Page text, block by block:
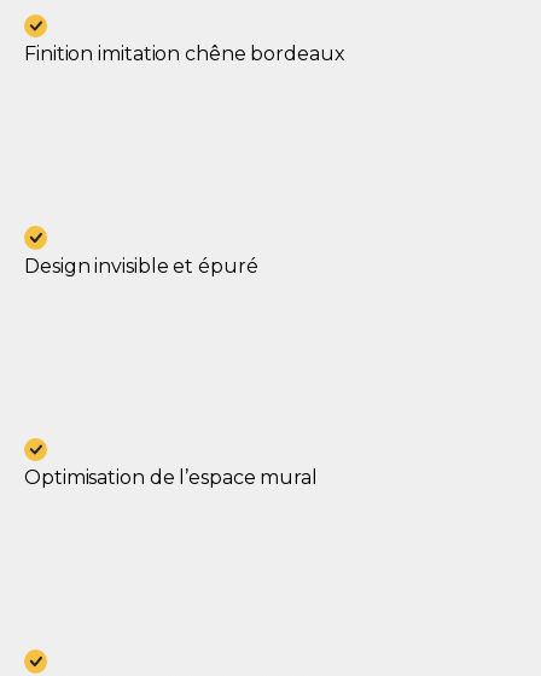
Finition imitation chêne bordeaux
Design invisible et épuré
Optimisation de l’espace mural